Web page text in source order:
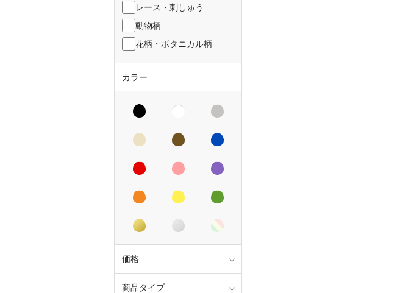
レース・刺しゅう
動物柄
花柄・ボタニカル柄
カラー
価格
商品タイプ